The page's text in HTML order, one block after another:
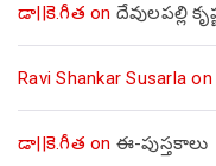
డా||కె.గీత on దేవులపల్లి
Ravi Shankar Susarla on
డా||కె.గీత on ఈ-పుస్తకాలు